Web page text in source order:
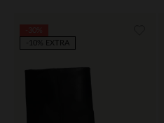
-10% EXTRA